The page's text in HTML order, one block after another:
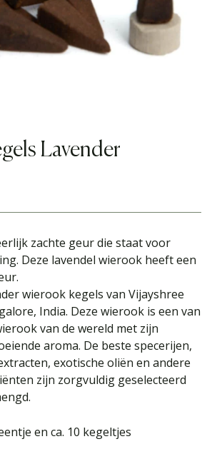
Lavender
zachte geur die staat voor
Deze lavendel wierook heeft een
wierook kegels van Vijayshree
India. Deze wierook is een van
van de wereld met zijn
aroma. De beste specerijen,
exotische oliën en andere
zijn zorgvuldig geselecteerd
en ca. 10 kegeltjes